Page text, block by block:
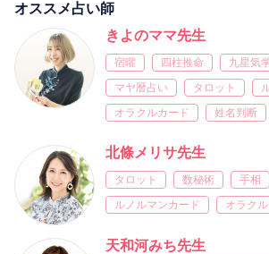
オススメ占い師
きよのママ先生
宿曜 四柱推命 九星気
マヤ暦占い
タロット
オラクルカード
姓名判断
北條メリサ先生
タロット 数秘術
手相
ルノルマンカード
オラク
天和河みち先生